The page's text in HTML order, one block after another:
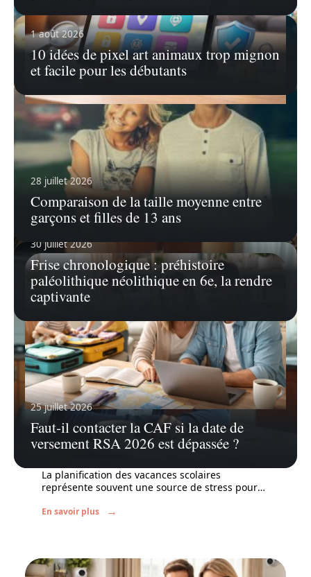
1 août 2026
10 idées de pixel art animaux trop mignon
et facile pour les débutants
30 juillet 2026
Frise chronologique : préhistoire
paléolithique néolithique en 6e, la rendre
captivante
28 juillet 2026
Comparaison de la taille moyenne entre
garçons et filles de 13 ans
25 juillet 2026
Faut-il contacter la CAF si la date de
versement RSA 2026 est dépassée ?
31 juillet 2026
Top applis contrôle parental : gratuit ou
payant sur tablette Android
À l’ère du numérique, les parents se retrouvent
souvent confrontés à la…
En savoir plus
5 juillet 2026
Prochaine vacances scolaires : astuces
La planification des vacances scolaires
représente souvent une source de stress pour…
En savoir plus